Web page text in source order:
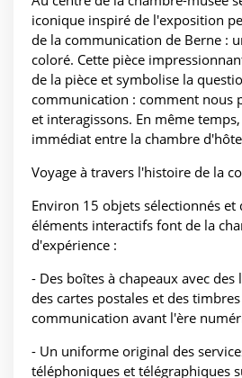
iconique inspiré de l'exposition
de la communication de Berne :
coloré. Cette pièce
de la pièce et symbolise la
communication : comment nous
et interagissons. En même
immédiat entre la chambre
Voyage à travers l'histoire de la
Environ 15 objets sélectionnés
éléments interactifs font de la
d'expérience :
- Des boîtes à chapeaux avec
des cartes postales et des
communication avant l'ère
- Un uniforme original des
téléphoniques et télégraphiques